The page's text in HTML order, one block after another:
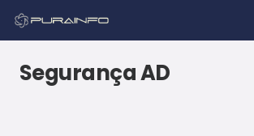
Segurança AD
WINDOWS
Active Directory